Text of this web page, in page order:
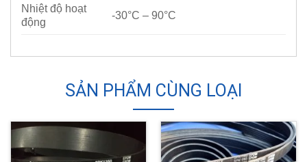
Nhiệt độ hoạt
động
-30°C – 90°C
SẢN PHẨM CÙNG LOẠI